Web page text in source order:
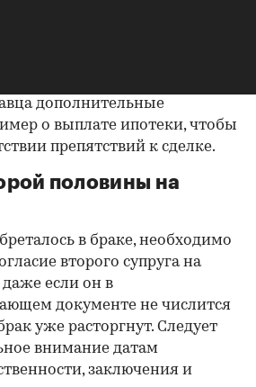
дополнительные
о выплате ипотеки, чтобы
препятствий к сделке.
половины на
в браке, необходимо
второго супруга на
если он в
документе не числится
уже расторгнут. Следует
внимание датам
заключения и